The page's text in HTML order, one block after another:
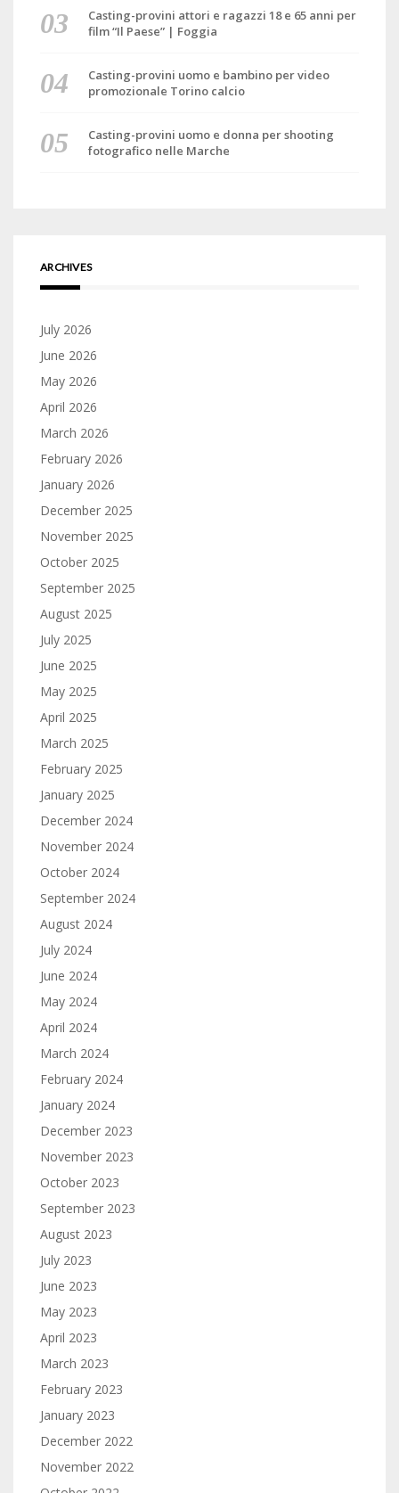
Casting-provini attori e ragazzi 18 e 65 anni per
film “Il Paese” | Foggia
Casting-provini uomo e bambino per video
promozionale Torino calcio
Casting-provini uomo e donna per shooting
fotografico nelle Marche
ARCHIVES
July 2026
June 2026
May 2026
April 2026
March 2026
February 2026
January 2026
December 2025
November 2025
October 2025
September 2025
August 2025
July 2025
June 2025
May 2025
April 2025
March 2025
February 2025
January 2025
December 2024
November 2024
October 2024
September 2024
August 2024
July 2024
June 2024
May 2024
April 2024
March 2024
February 2024
January 2024
December 2023
November 2023
October 2023
September 2023
August 2023
July 2023
June 2023
May 2023
April 2023
March 2023
February 2023
January 2023
December 2022
November 2022